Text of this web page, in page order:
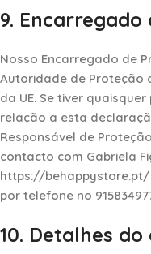
9.
Nosso Encarregado de
Autoridade de Proteção
da UE. Se tiver
relação a esta
Responsável de
contacto com Gabriela
https://behappystore.pt/
por telefone no
10. Detalhes